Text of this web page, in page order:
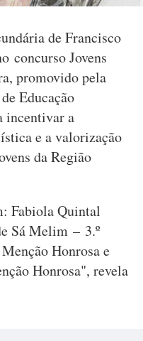
de Francisco
concurso Jovens
promovido pela
Educação
incentivar a
e a valorização
da Região
Fabiola Quintal
Sá Melim – 3.º
Honrosa e
Honrosa", revela